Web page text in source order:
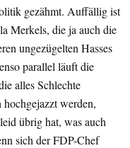
gezähmt. Auffällig ist
Merkels, die ja auch die
ungezügelten Hasses
parallel läuft die
alles Schlechte
werden,
übrig hat, was auch
sich der FDP-Chef